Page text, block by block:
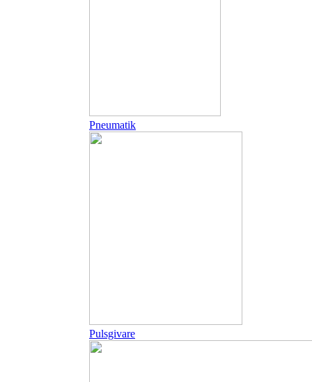
Pneumatik
Pulsgivare